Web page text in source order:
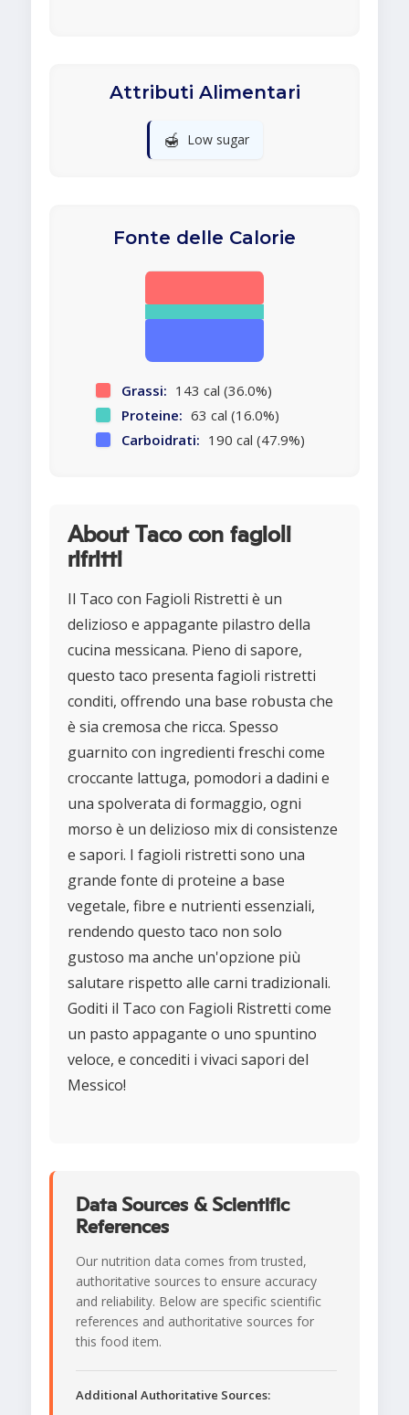
Attributi Alimentari
🍯 Low sugar
Fonte delle Calorie
Grassi: 143 cal (36.0%)
Proteine: 63 cal (16.0%)
Carboidrati: 190 cal (47.9%)
About Taco con fagioli
rifritti
Il Taco con Fagioli Ristretti è un
delizioso e appagante pilastro della
cucina messicana. Pieno di sapore,
questo taco presenta fagioli ristretti
conditi, offrendo una base robusta che
è sia cremosa che ricca. Spesso
guarnito con ingredienti freschi come
croccante lattuga, pomodori a dadini e
una spolverata di formaggio, ogni
morso è un delizioso mix di consistenze
e sapori. I fagioli ristretti sono una
grande fonte di proteine a base
vegetale, fibre e nutrienti essenziali,
rendendo questo taco non solo
gustoso ma anche un'opzione più
salutare rispetto alle carni tradizionali.
Goditi il Taco con Fagioli Ristretti come
un pasto appagante o uno spuntino
veloce, e concediti i vivaci sapori del
Messico!
Data Sources & Scientific
References
Our nutrition data comes from trusted,
authoritative sources to ensure accuracy
and reliability. Below are specific scientific
references and authoritative sources for
this food item.
Additional Authoritative Sources: